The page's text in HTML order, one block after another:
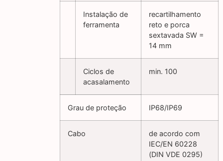
Instalação de
ferramenta
recartilhamento
reto e porca
sextavada SW =
14 mm
Ciclos de
acasalamento
min. 100
Grau de proteção IP68/IP69
Cabo
de acordo com
IEC/EN 60228
(DIN VDE 0295)